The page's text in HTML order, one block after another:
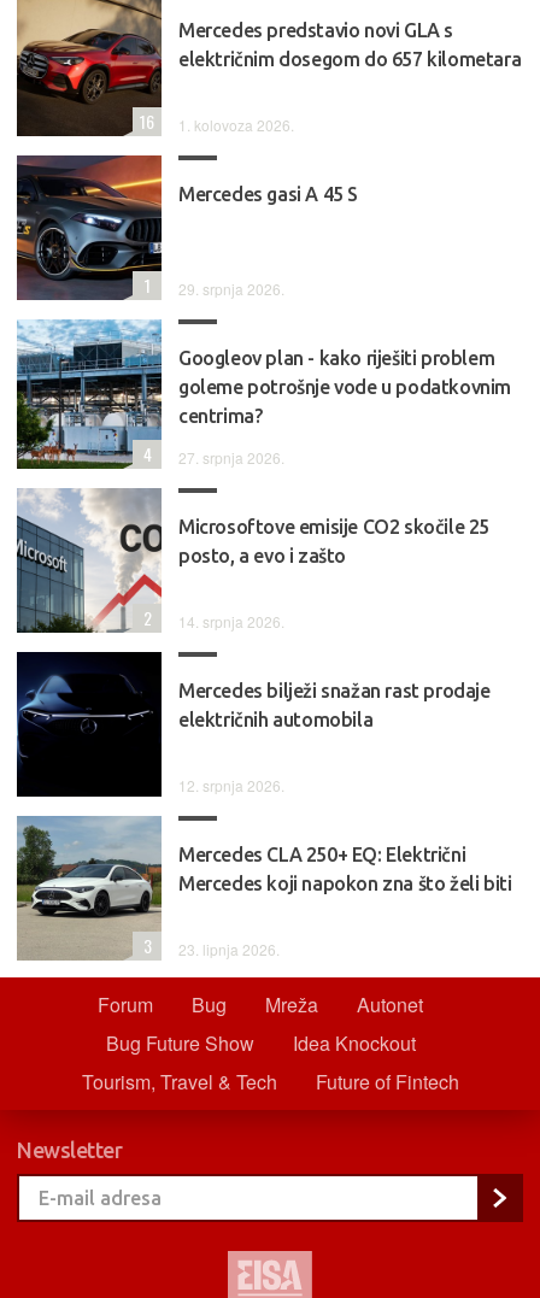
Mercedes predstavio novi GLA s
električnim dosegom do 657 kilometara
1. kolovoza 2026.
16
Mercedes gasi A 45 S
29. srpnja 2026.
1
Googleov plan - kako riješiti problem
goleme potrošnje vode u podatkovnim
centrima?
27. srpnja 2026.
4
Microsoftove emisije CO2 skočile 25
posto, a evo i zašto
14. srpnja 2026.
2
Mercedes bilježi snažan rast prodaje
električnih automobila
12. srpnja 2026.
Mercedes CLA 250+ EQ: Električni
Mercedes koji napokon zna što želi biti
23. lipnja 2026.
3
Forum Bug Mreža
Autonet
Bug Future Show
Idea Knockout
Tourism, Travel & Tech
Future of Fintech
Newsletter